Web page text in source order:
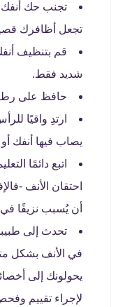
تجنب حك أنفك
تجعل أظافرك
قم بتنظيف
شديد فقط.
حافظ على
ارتدِ واقيًا
يصاب فيها أنفك
اتبع دائمًا
احتقان الأنف -
أن يُسبب نزيفًا في
تحدث إلى
في الأنف بشكل
يحولونك إلى
لإجراء تقييم